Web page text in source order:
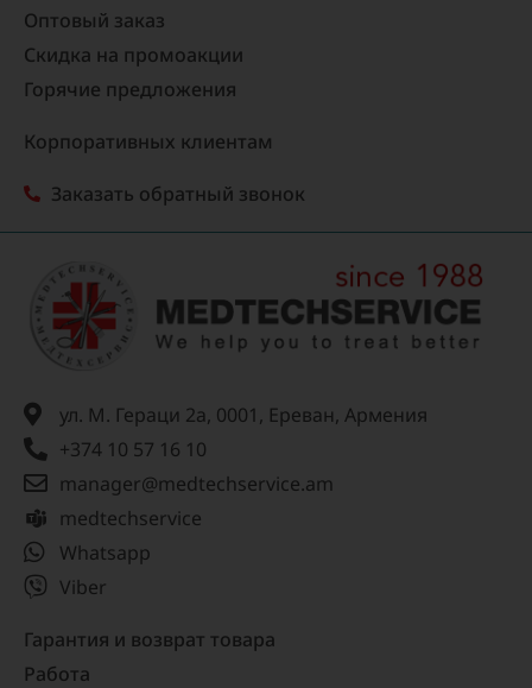
Оптовый заказ
Скидка на промоакции
Горячие предложения
Корпоративных клиентам
Заказать обратный звонок
ул. М. Гераци 2а, 0001, Ереван, Армения
+374 10 57 16 10
manager@medtechservice.am
medtechservice
Whatsapp
Viber
Гарантия и возврат товара
Работа